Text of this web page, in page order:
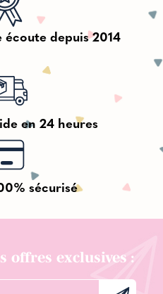
depuis 2014
en 24 heures
sécurisé
offres exclusives :